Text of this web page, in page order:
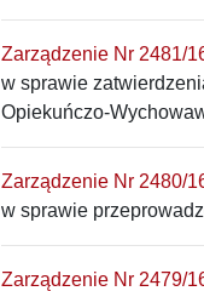
Zarządzenie Nr 2481/
w sprawie
Opiekuńczo-
Zarządzenie Nr 2480/
w sprawie
Zarządzenie Nr 2479/